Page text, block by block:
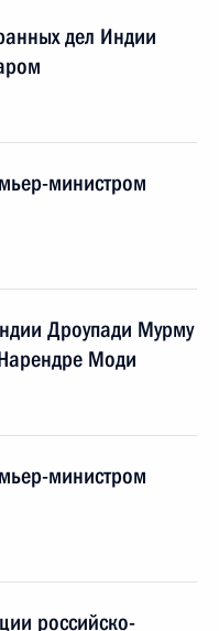
дел Индии
министром
Дроупади Мурму
Моди
министром
российско-